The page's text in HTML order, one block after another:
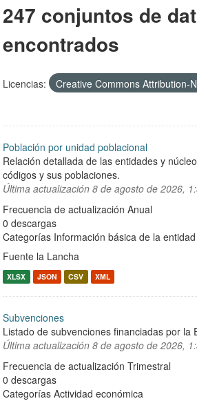
247 conjuntos de
encontrados
Licencias: Creative Commons Attribution-
Población por unidad poblacional
Relación detallada de las entidades y
códigos y sus poblaciones.
Última actualización 8 de agosto de 2026,
Frecuencia de actualización Anual
0 descargas
Categorías Información básica de la
Fuente la Lancha
XLSX JSON CSV XML
Subvenciones
Listado de subvenciones financiadas por la
Última actualización 8 de agosto de 2026,
Frecuencia de actualización Trimestral
0 descargas
Categorías Actividad económica